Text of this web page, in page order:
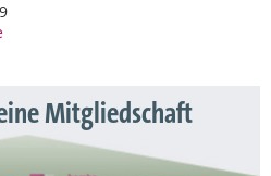
Mitgliedschaft